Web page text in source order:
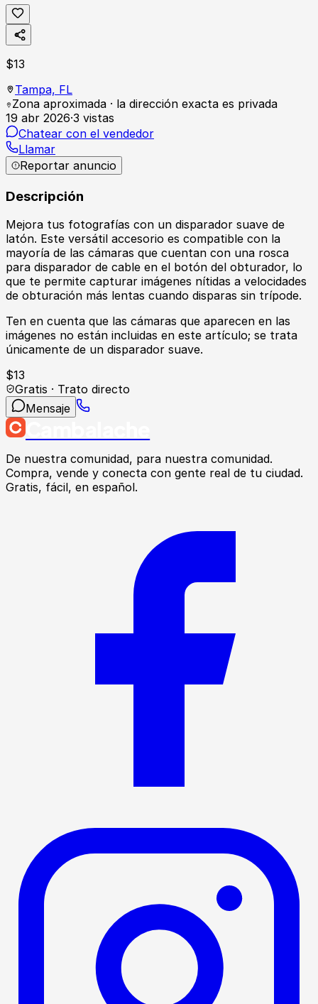
$13
Tampa, FL
Zona aproximada · la dirección exacta es privada
19 abr 2026·3 vistas
Chatear con el vendedor
Llamar
Reportar anuncio
Descripción
Mejora tus fotografías con un disparador suave de
latón. Este versátil accesorio es compatible con la
mayoría de las cámaras que cuentan con una rosca
para disparador de cable en el botón del obturador, lo
que te permite capturar imágenes nítidas a velocidades
de obturación más lentas cuando disparas sin trípode.
Ten en cuenta que las cámaras que aparecen en las
imágenes no están incluidas en este artículo; se trata
únicamente de un disparador suave.
$13
Gratis · Trato directo
Mensaje
De nuestra comunidad, para nuestra comunidad.
Compra, vende y conecta con gente real de tu ciudad.
Gratis, fácil, en español.